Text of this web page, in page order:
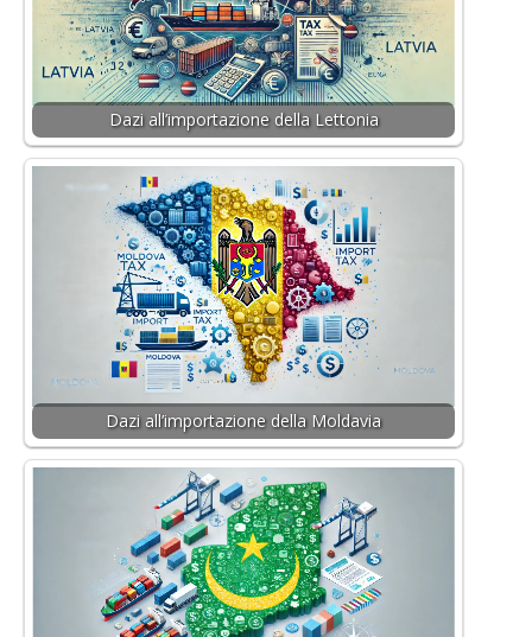
Dazi all’importazione della Lettonia
Dazi all’importazione della Moldavia